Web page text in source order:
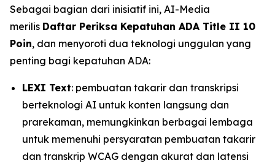
Sebagai bagian dari inisiatif ini, AI-Media
merilis Daftar Periksa Kepatuhan ADA Title II 10
Poin, dan menyoroti dua teknologi unggulan yang
penting bagi kepatuhan ADA:
LEXI Text: pembuatan takarir dan transkripsi
berteknologi AI untuk konten langsung dan
prarekaman, memungkinkan berbagai lembaga
untuk memenuhi persyaratan pembuatan takarir
dan transkrip WCAG dengan akurat dan latensi